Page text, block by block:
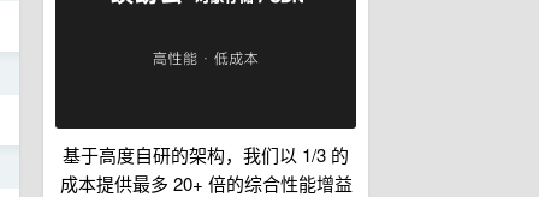
基于高度自研的架构，我们以 1/3 的
成本提供最多 20+ 倍的综合性能增益